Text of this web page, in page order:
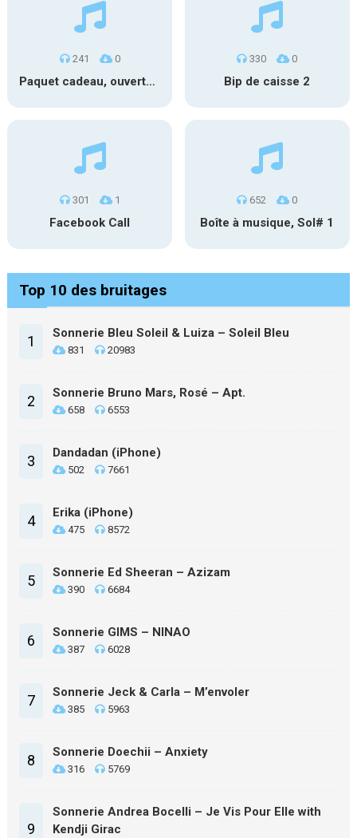
241 0
Paquet cadeau, ouverture #1
330 0
Bip de caisse 2
301 1
Facebook Call
652 0
Boîte à musique, Sol# 1
Top 10 des bruitages
1 Sonnerie Bleu Soleil & Luiza – Soleil Bleu
831 20983
2 Sonnerie Bruno Mars, Rosé – Apt.
658 6553
3 Dandadan (iPhone)
502 7661
4 Erika (iPhone)
475 8572
5 Sonnerie Ed Sheeran – Azizam
390 6684
6 Sonnerie GIMS – NINAO
387 6028
7 Sonnerie Jeck & Carla – M’envoler
385 5963
8 Sonnerie Doechii – Anxiety
316 5769
9
Sonnerie Andrea Bocelli – Je Vis Pour Elle with
Kendji Girac